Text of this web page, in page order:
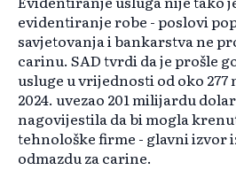
evidentiranje robe - poslovi
savjetovanja i bankarstva ne
carinu. SAD tvrdi da je prošle
usluge u vrijednosti od oko
2024. uvezao 201 milijardu
nagovijestila da bi mogla
tehnološke firme - glavni izvor
odmazdu za carine.